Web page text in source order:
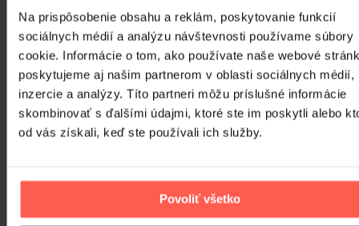
Na prispôsobenie obsahu a reklám, poskytovanie funkcií
sociálnych médií a analýzu návštevnosti používame súbory
cookie. Informácie o tom, ako používate naše webové
poskytujeme aj našim partnerom v oblasti sociálnych médií,
inzercie a analýzy. Títo partneri môžu príslušné informácie
skombinovať s ďalšími údajmi, ktoré ste im poskytli alebo
od vás získali, keď ste používali ich služby.
Povoliť všetko